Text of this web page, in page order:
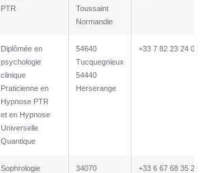
PTR
Toussaint
Normandie
Diplômée en
psychologie
clinique
Praticienne en
Hypnose PTR
et en Hypnose
Universelle
Quantique
54640
Tucquegnieux
54440
Herserange
+33 7 82 23 24 02
Sophrologie
34070
+33 6 67 68 35 29